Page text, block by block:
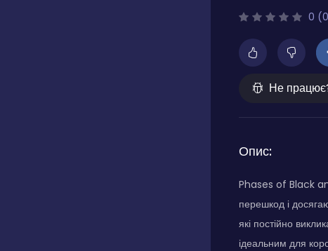
0 (0
Не
Опис:
Phases of Black
перешкод і
які постійно
ідеальним для